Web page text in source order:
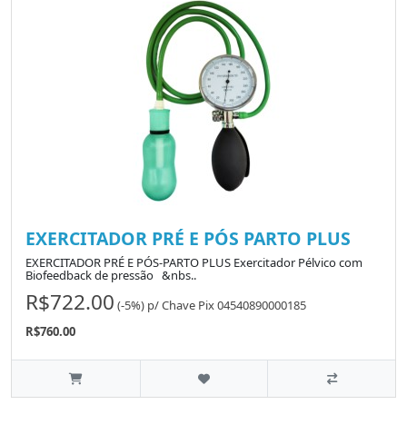
EXERCITADOR PRÉ E PÓS PARTO PLUS
EXERCITADOR PRÉ E PÓS-PARTO PLUS Exercitador Pélvico com
Biofeedback de pressão &nbs..
R$722.00 (-5%) p/Chave Pix 04540890000185
R$760.00